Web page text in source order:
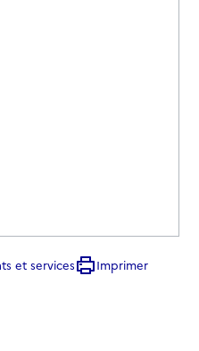
et services
Imprimer
sur X